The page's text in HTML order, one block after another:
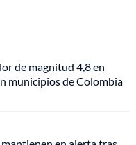
de magnitud 4,8 en
municipios de Colombia